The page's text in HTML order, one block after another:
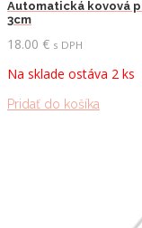
Automatická kovová
3cm
18.00 € s DPH
Na sklade ostáva 2 ks
Pridať do košíka